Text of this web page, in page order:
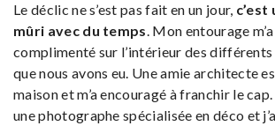
Le déclic ne s’est pas fait en un jour, c’est
mûri avec du temps. Mon entourage
complimenté sur l’intérieur des
que nous avons eu. Une amie architecte
maison et m’a encouragé à franchir le cap.
une photographe spécialisée en déco et